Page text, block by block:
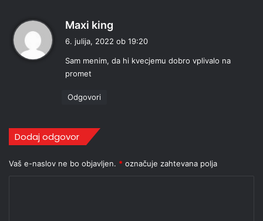
Maxi king
v
6. julija, 2022 ob 19:20
Sam menim, da hi kvecjemu dobro vplivalo na
promet
Odgovori
Dodaj odgovor
Vaš e-naslov ne bo objavljen. * označuje zahtevana polja